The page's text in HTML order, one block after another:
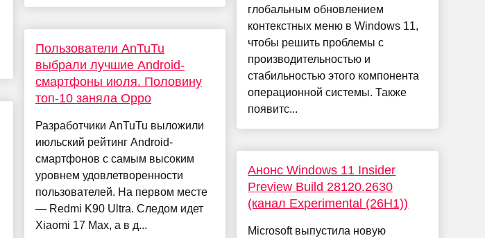
Пользователи AnTuTu
выбрали лучшие Android-
смартфоны июля. Половину
топ-10 заняла Oppo
Разработчики AnTuTu выложили
июльский рейтинг Android-
смартфонов с самым высоким
уровнем удовлетворенности
пользователей. На первом месте
— Redmi K90 Ultra. Следом идет
Xiaomi 17 Max, а в д...
глобальным обновлением
контекстных меню в Windows 11,
чтобы решить проблемы с
производительностью и
стабильностью этого компонента
операционной системы. Также
появитс...
Анонс Windows 11 Insider
Preview Build 28120.2630
(канал Experimental (26H1))
Microsoft выпустила новую